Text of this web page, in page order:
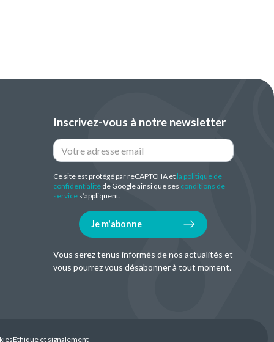
Inscrivez-vous à notre newsletter
Ce site est protégé par reCAPTCHA et la politique de
confidentialitéde Google ainsi que ses conditions de
services’appliquent.
Je m'abonne
Vous serez tenus informés de nos actualités et
vous pourrez vous désabonner à tout moment.
Ethique et signalement